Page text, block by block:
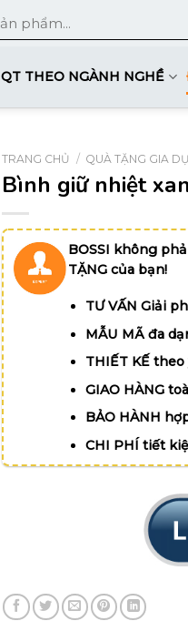
QT THEO NGÀNH NGHỀ
TRANG CHỦ / QUÀ TẶNG GIA
Bình giữ nhiệt
BOSSI không
TẶNG của bạn!
TƯ VẤN Giải
MẪU MÃ đa
THIẾT KẾ theo
GIAO HÀNG
BẢO HÀNH
CHI PHÍ tiết